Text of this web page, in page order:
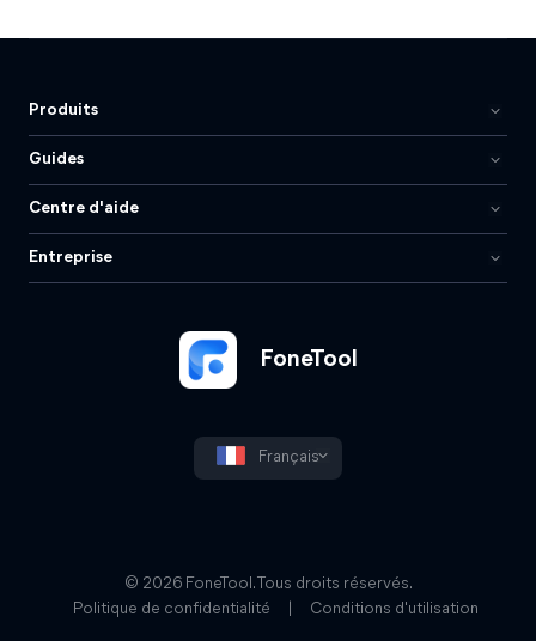
FoneTool
Français
Produits
Guides
Centre d'aide
Entreprise
© 2026 FoneTool. Tous droits réservés.
Politique de confidentialité
Conditions d'utilisation